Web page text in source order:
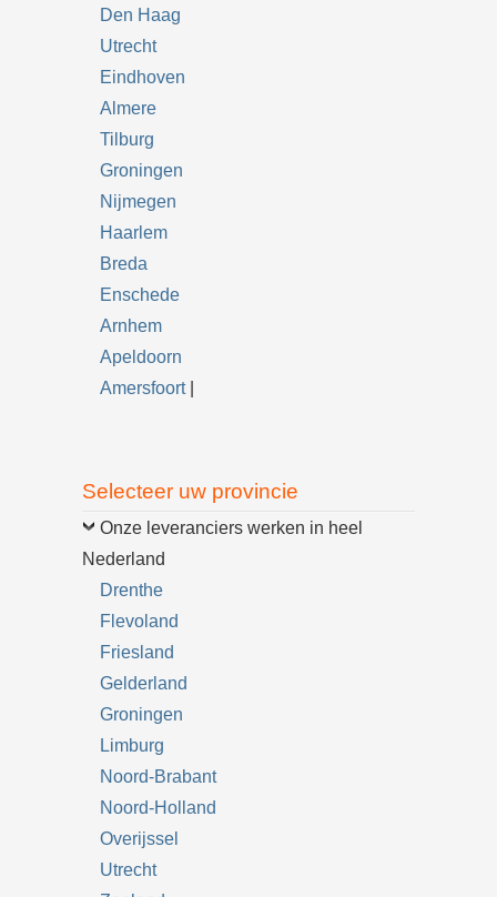
Den Haag
Utrecht
Eindhoven
Almere
Tilburg
Groningen
Nijmegen
Haarlem
Breda
Enschede
Arnhem
Apeldoorn
Amersfoort|
Selecteer uw provincie
Onze leveranciers werken in heel
Nederland
Drenthe
Flevoland
Friesland
Gelderland
Groningen
Limburg
Noord-Brabant
Noord-Holland
Overijssel
Utrecht